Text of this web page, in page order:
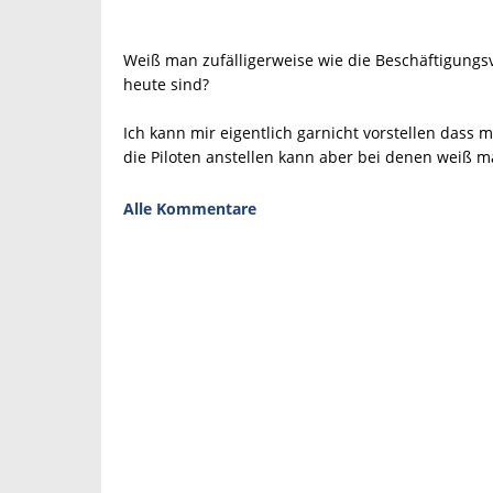
Weiß man zufälligerweise wie die
heute sind?
Ich kann mir eigentlich garnicht vorstellen dass
die Piloten anstellen kann aber bei denen weiß
Alle Kommentare